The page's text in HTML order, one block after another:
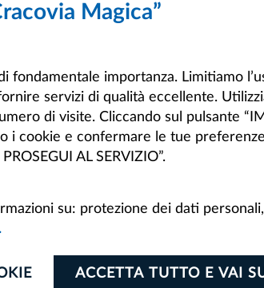
Magica”
importanza. Limitiamo
servizi di qualità eccellente.
di visite. Cliccando sul pulsante
i cookie e confermare le tue
AL SERVIZIO”.
su: protezione dei dati
ACCETTA TUTTO E VAI